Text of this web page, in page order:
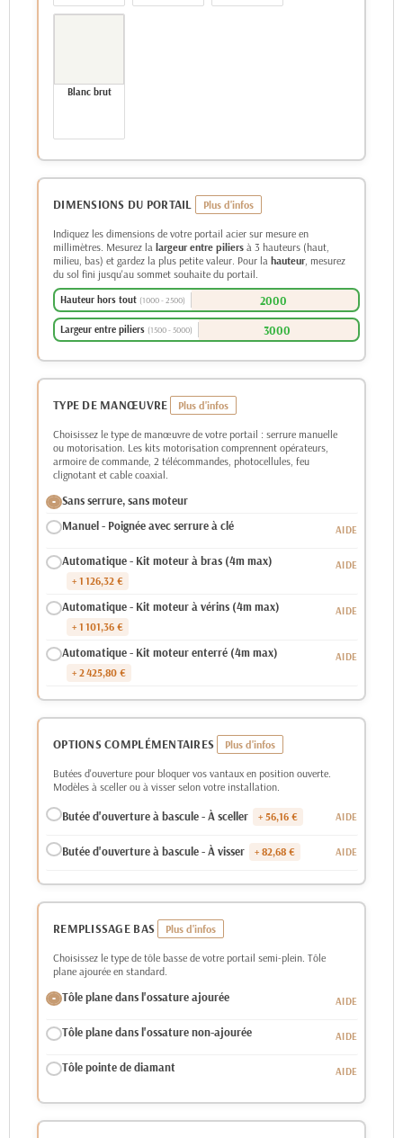
Blanc brut
DIMENSIONS DU PORTAIL
Indiquez les dimensions de votre portail acier sur mesure en
millimètres. Mesurez la largeur entre piliers à 3 hauteurs (haut,
milieu, bas) et gardez la plus petite valeur. Pour la hauteur, mesurez
du sol fini jusqu'au sommet souhaite du portail.
Hauteur hors tout (1000 - 2500)
Largeur entre piliers (1500 - 5000)
TYPE DE MANŒUVRE
Choisissez le type de manœuvre de votre portail : serrure manuelle
ou motorisation. Les kits motorisation comprennent opérateurs,
armoire de commande, 2 télécommandes, photocellules, feu
clignotant et cable coaxial.
Sans serrure, sans moteur
Manuel - Poignée avec serrure à clé
Automatique - Kit moteur à bras (4m max)
+ 1 126,32 €
Automatique - Kit moteur à vérins (4m max)
+ 1 101,36 €
Automatique - Kit moteur enterré (4m max)
+ 2 425,80 €
OPTIONS COMPLÉMENTAIRES
Butées d'ouverture pour bloquer vos vantaux en position ouverte.
Modèles à sceller ou à visser selon votre installation.
Butée d'ouverture à bascule - À sceller + 56,16 €
Butée d'ouverture à bascule - À visser + 82,68 €
REMPLISSAGE BAS
Choisissez le type de tôle basse de votre portail semi-plein. Tôle
plane ajourée en standard.
Tôle plane dans l'ossature ajourée
Tôle plane dans l'ossature non-ajourée
Tôle pointe de diamant